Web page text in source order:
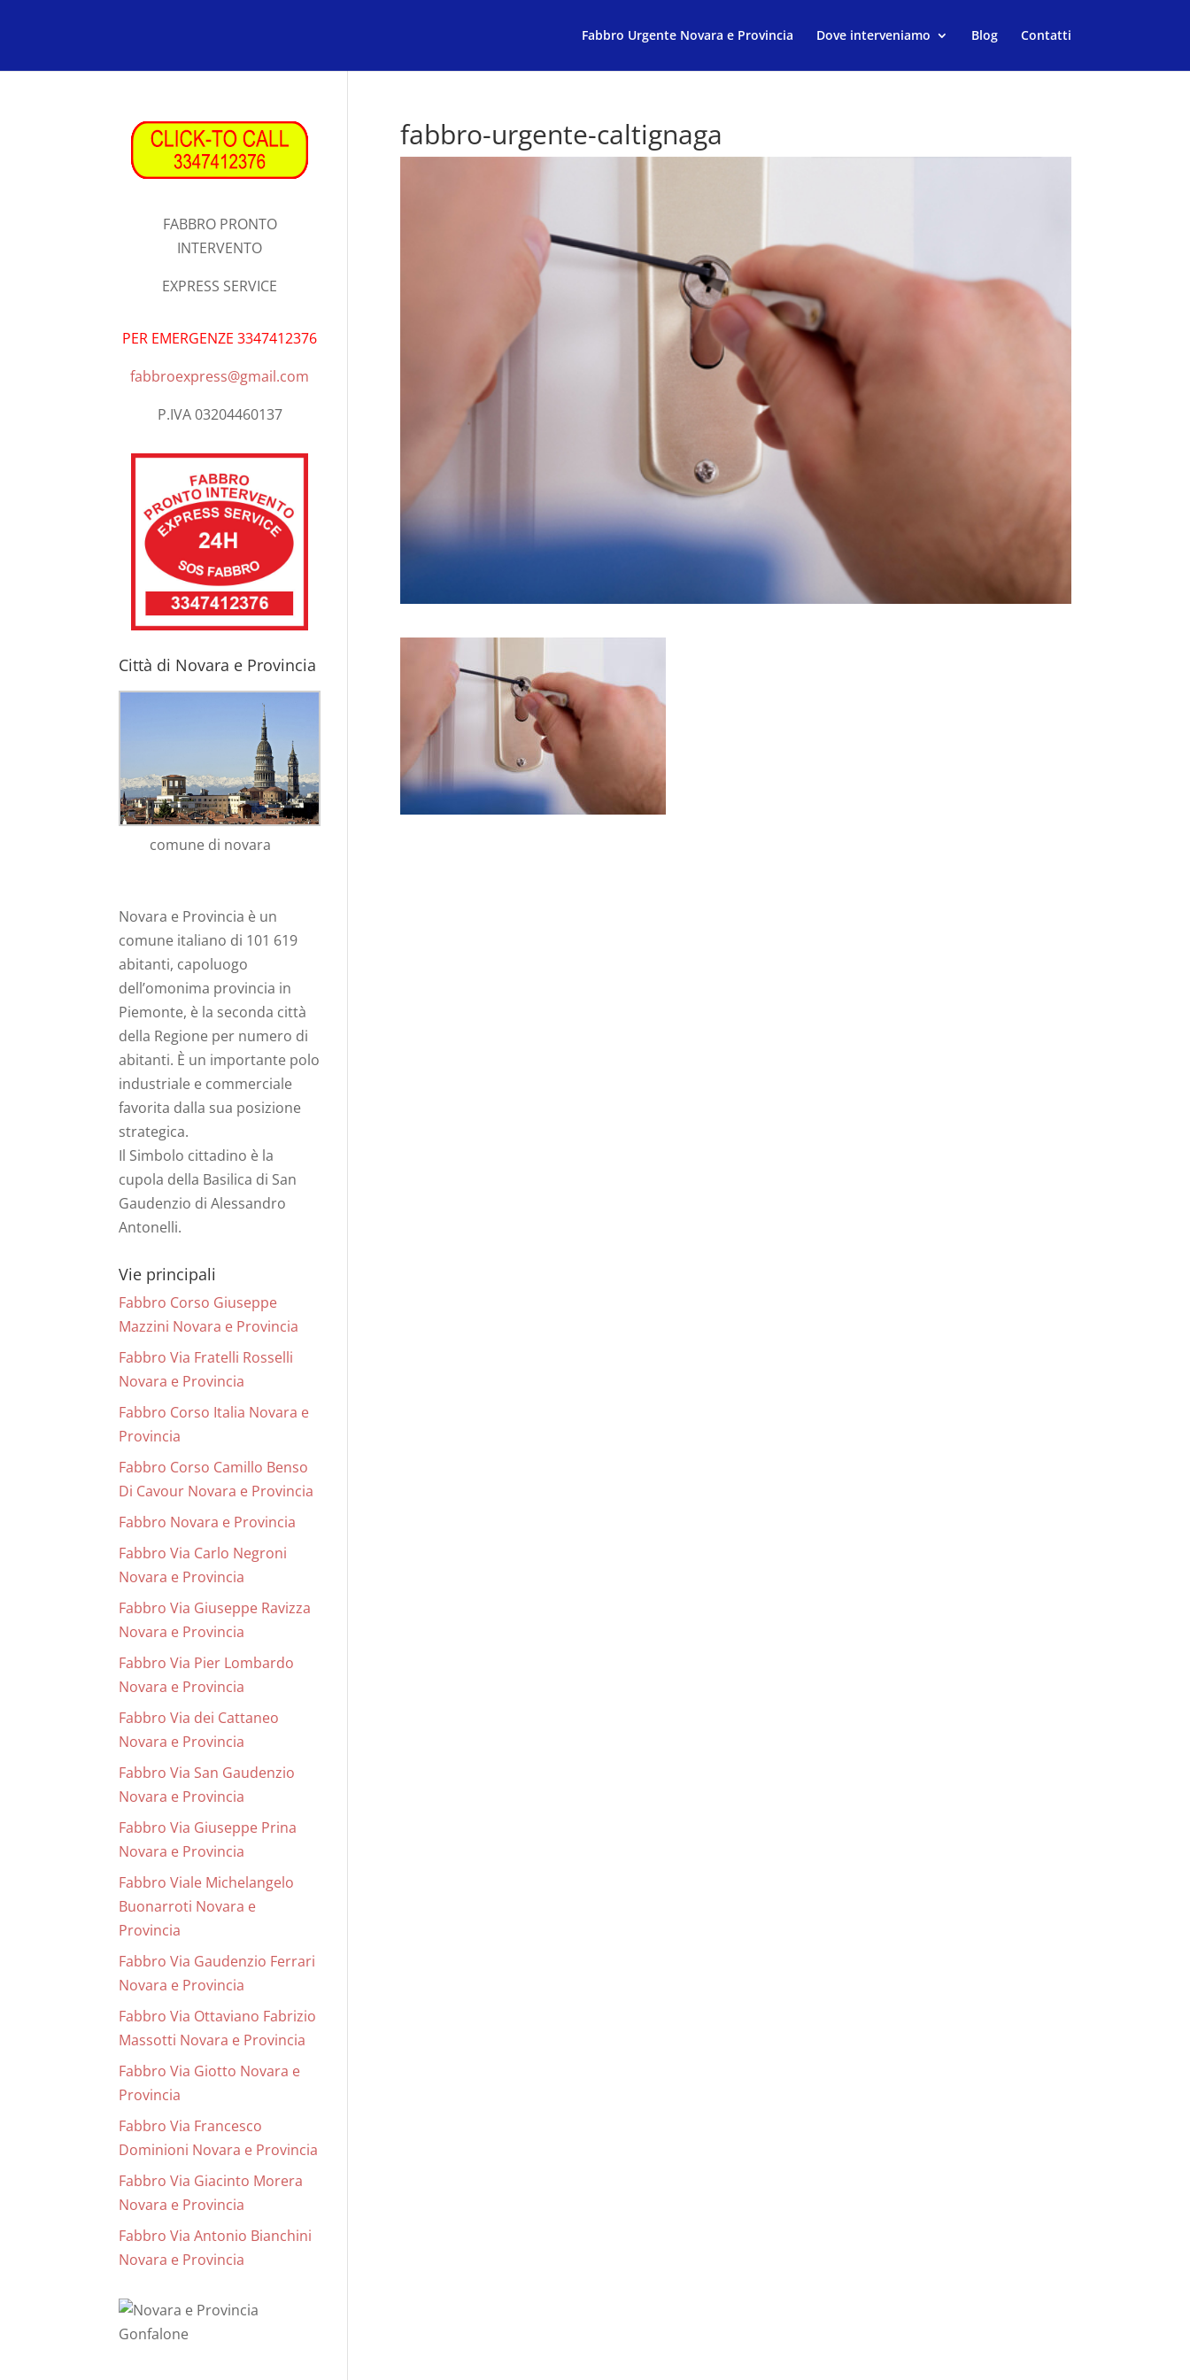
Fabbro Urgente Novara e Provincia Dove interveniamo Blog Contatti
fabbro-urgente-caltignaga
FABBRO PRONTO
INTERVENTO
EXPRESS SERVICE
PER EMERGENZE 3347412376
fabbroexpress@gmail.com
P.IVA 03204460137
Città di Novara e Provincia
comune di novara
Novara e Provincia è un
comune italiano di 101 619
abitanti, capoluogo
dell’omonima provincia in
Piemonte, è la seconda città
della Regione per numero di
abitanti. È un importante polo
industriale e commerciale
favorita dalla sua posizione
strategica.
Il Simbolo cittadino è la
cupola della Basilica di San
Gaudenzio di Alessandro
Antonelli.
Vie principali
Fabbro Corso Giuseppe
Mazzini Novara e Provincia
Fabbro Via Fratelli Rosselli
Novara e Provincia
Fabbro Corso Italia Novara e
Provincia
Fabbro Corso Camillo Benso
Di Cavour Novara e Provincia
Fabbro Novara e Provincia
Fabbro Via Carlo Negroni
Novara e Provincia
Fabbro Via Giuseppe Ravizza
Novara e Provincia
Fabbro Via Pier Lombardo
Novara e Provincia
Fabbro Via dei Cattaneo
Novara e Provincia
Fabbro Via San Gaudenzio
Novara e Provincia
Fabbro Via Giuseppe Prina
Novara e Provincia
Fabbro Viale Michelangelo
Buonarroti Novara e
Provincia
Fabbro Via Gaudenzio Ferrari
Novara e Provincia
Fabbro Via Ottaviano Fabrizio
Massotti Novara e Provincia
Fabbro Via Giotto Novara e
Provincia
Fabbro Via Francesco
Dominioni Novara e Provincia
Fabbro Via Giacinto Morera
Novara e Provincia
Fabbro Via Antonio Bianchini
Novara e Provincia